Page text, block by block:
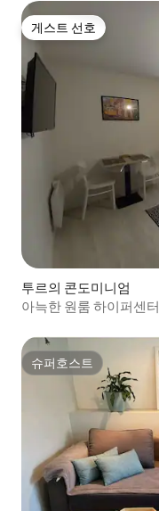
게스트 선호
게스트 선호
투르의 콘도미니엄
아늑한 원룸 하이퍼센터
슈퍼호스트
슈퍼호스트